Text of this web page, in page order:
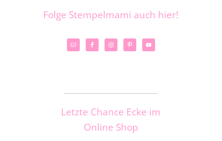
Folge Stempelmami auch hier!
Letzte Chance Ecke im
Online Shop